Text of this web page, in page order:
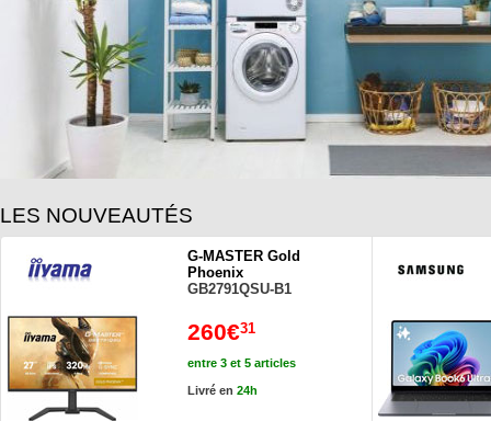
LES NOUVEAUTÉS
260€31
entre 3 et 5 articles
Livré en 24h
G-MASTER Gold
Phoenix
GB2791QSU-B1